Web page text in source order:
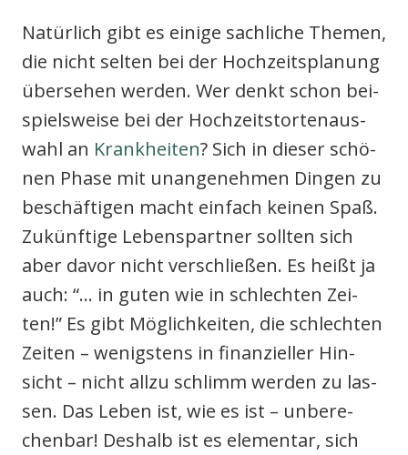
Natür­lich gibt es eini­ge sach­li­che The­men,
die nicht sel­ten bei der Hoch­zeits­pla­nung
über­se­hen wer­den. Wer denkt schon bei­
spiels­wei­se bei der Hoch­zeits­tor­ten­aus­
wahl an Krank­hei­ten? Sich in die­ser schö­
nen Pha­se mit unan­ge­neh­men Din­gen zu
beschäf­ti­gen macht ein­fach kei­nen Spaß.
Zukünf­ti­ge Lebens­part­ner soll­ten sich
aber davor nicht ver­schlie­ßen. Es heißt ja
auch: “… in guten wie in schlech­ten Zei­
ten!” Es gibt Mög­lich­kei­ten, die schlech­ten
Zei­ten – wenigs­tens in finan­zi­el­ler Hin­
sicht – nicht all­zu schlimm wer­den zu las­
sen. Das Leben ist, wie es ist – unbe­re­
chen­bar! Des­halb ist es ele­men­tar, sich